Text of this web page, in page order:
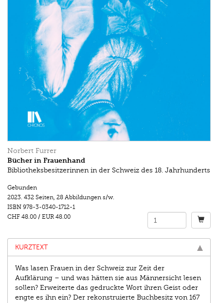
Norbert Furrer
Bücher in Frauenhand
Bibliotheksbesitzerinnen in der Schweiz des 18. Jahrhunderts
Gebunden
2023. 432 Seiten, 28 Abbildungen s/w.
ISBN 978-3-0340-1712-1
CHF 48.00 / EUR 48.00
KURZTEXT
Was lasen Frauen in der Schweiz zur Zeit der
Aufklärung – und was hätten sie aus Männersicht lesen
sollen? Erweiterte das gedruckte Wort ihren Geist oder
engte es ihn ein? Der rekonstruierte Buchbesitz von 167